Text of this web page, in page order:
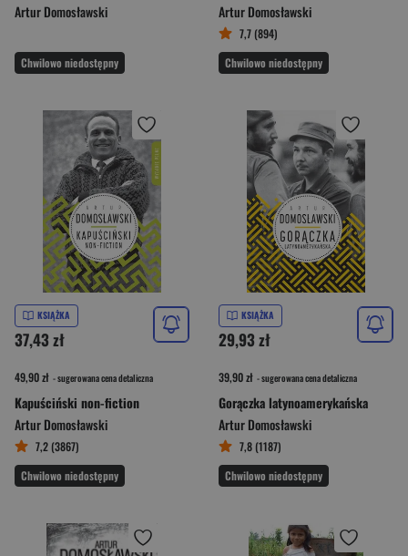
Artur Domosławski
Chwilowo niedostępny
Artur Domosławski
7,7 (894)
Chwilowo niedostępny
KSIĄŻKA
37,43 zł
49,90 zł - sugerowana cena detaliczna
Kapuściński non-fiction
Artur Domosławski
7,2 (3867)
Chwilowo niedostępny
KSIĄŻKA
29,93 zł
39,90 zł - sugerowana cena detaliczna
Gorączka latynoamerykańska
Artur Domosławski
7,8 (1187)
Chwilowo niedostępny